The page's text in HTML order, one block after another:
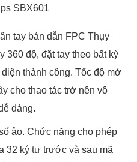
SBX601
tay bán dẫn FPC Thụy
360 độ, đặt tay theo bất kỳ
thành công. Tốc độ mở
cho thao tác trở nên vô
dàng.
ảo. Chức năng cho phép
32 ký tự trước và sau mã